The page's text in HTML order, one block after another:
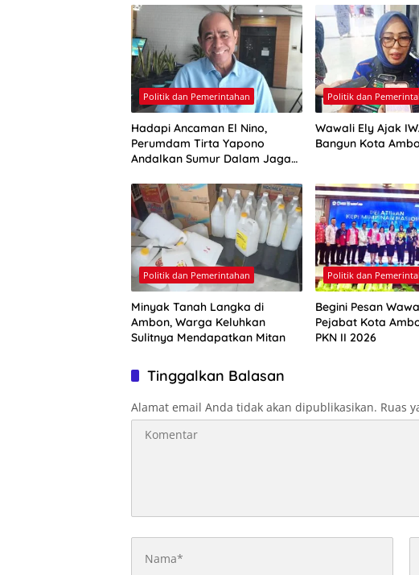
Politik dan Pemerintahan
Hadapi Ancaman El Nino,
Perumdam Tirta Yapono
Andalkan Sumur Dalam Jaga
Politik dan
Wawali Ely Ajak
Bangun Kota
Politik dan Pemerintahan
Minyak Tanah Langka di
Ambon, Warga Keluhkan
Sulitnya Mendapatkan Mitan
Politik dan
Begini Pesan
Pejabat Kota
PKN II 2026
Tinggalkan Balasan
Alamat email Anda tidak akan dipublikasikan. Ruas